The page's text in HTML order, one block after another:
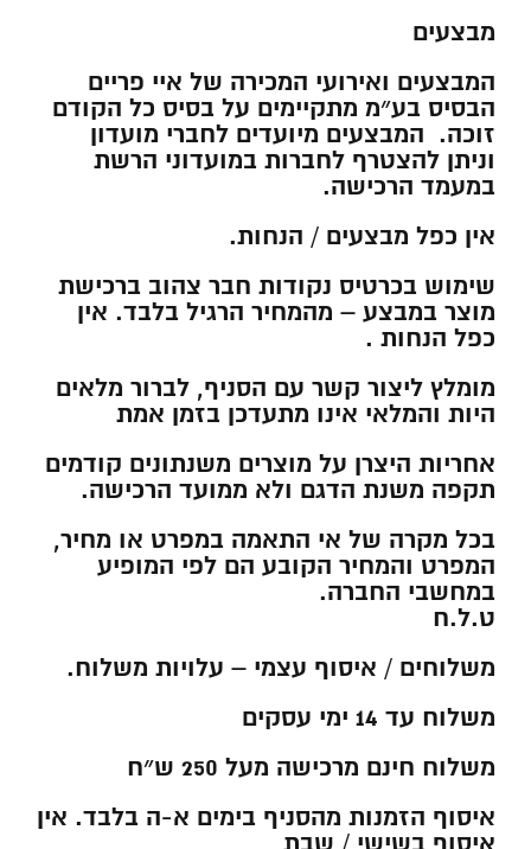
מבצעים
המבצעים ואירועי המכירה של איי פריים
הבסיס בע״מ מתקיימים על בסיס כל הקודם
זוכה. המבצעים מיועדים לחברי מועדון
וניתן להצטרף לחברות במועדוני הרשת
במעמד הרכישה.
אין כפל מבצעים / הנחות.
שימוש בכרטיס נקודות חבר צהוב ברכישת
מוצר במבצע – מהמחיר הרגיל בלבד. אין
כפל הנחות .
מומלץ ליצור קשר עם הסניף, לברור מלאים
היות והמלאי אינו מתעדכן בזמן אמת
אחריות היצרן על מוצרים משנתונים קודמים
תקפה משנת הדגם ולא ממועד הרכישה.
בכל מקרה של אי התאמה במפרט או מחיר,
המפרט והמחיר הקובע הם לפי המופיע
במחשבי החברה.
ט.ל.ח
משלוחים / איסוף עצמי – עלויות משלוח.
משלוח עד 14 ימי עסקים
משלוח חינם מרכישה מעל 250 ש״ח
איסוף הזמנות מהסניף בימים א-ה בלבד. אין